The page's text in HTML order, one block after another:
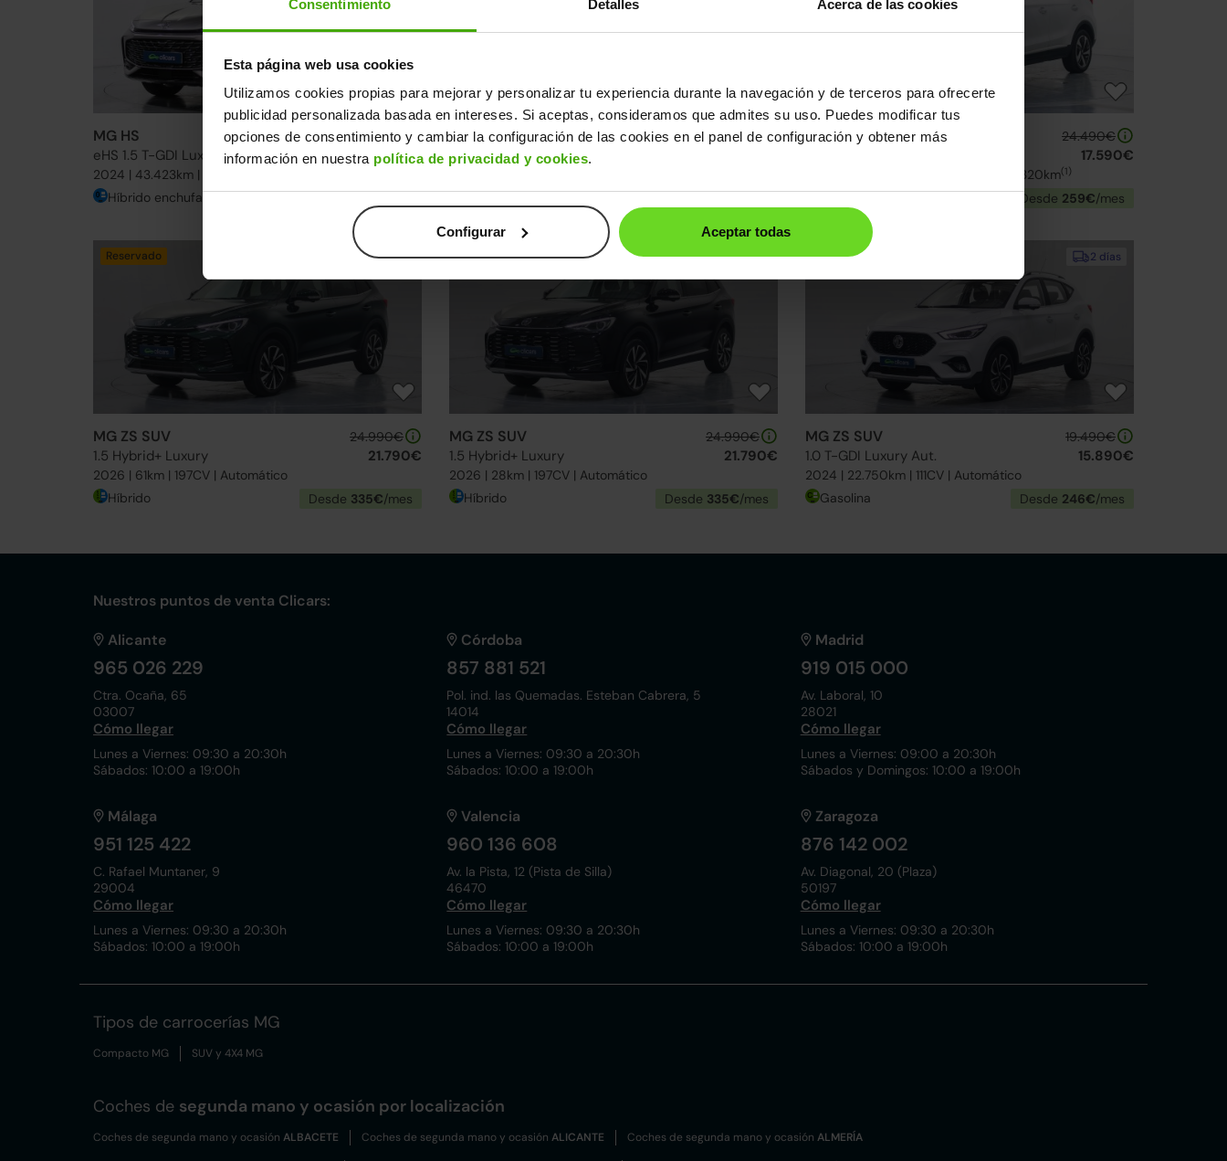
Consentimiento Detalles Acerca de las cookies
Esta página web usa cookies
Utilizamos cookies propias para mejorar y personalizar tu experiencia durante la navegación y de terceros para ofrecerte
publicidad personalizada basada en intereses. Si aceptas, consideramos que admites su uso. Puedes modificar tus
opciones de consentimiento y cambiar la configuración de las cookies en el panel de configuración y obtener más
información en nuestra política de privacidad y cookies.
Configurar Aceptar todas
MG HS
eHS 1.5 T-GDI Luxury
2024 | 43.423km | 258CV | Automático
29.490€
24.990€
Híbrido enchufable
MG ZS SUV
Comfort
19.990€
Eléctrico
MG ZS SUV
2023 | 31.770km | 177CV | Autonomía 320km(1)
24.490€
17.590€
Eléctrico Desde 259€/mes
2 días
Reservado
MG ZS SUV
1.5 Hybrid+ Luxury
2026 | 61km | 197CV | Automático
24.990€
21.790€
Híbrido Desde 335€/mes
2 días
Reservado
MG ZS SUV
1.5 Hybrid+ Luxury
2026 | 28km | 197CV | Automático
24.990€
21.790€
Híbrido Desde 335€/mes
2 días
Reservado
MG ZS SUV
1.0 T-GDI Luxury Aut.
2024 | 22.750km | 111CV | Automático
19.490€
15.890€
Gasolina Desde 246€/mes
Nuestros puntos de venta Clicars:
Alicante
965 026 229
Ctra. Ocaña, 65
03007
Cómo llegar
Lunes a Viernes: 09:30 a 20:30h
Sábados: 10:00 a 19:00h
Córdoba
857 881 521
Pol. ind. las Quemadas. Esteban Cabrera, 5
14014
Cómo llegar
Lunes a Viernes: 09:30 a 20:30h
Sábados: 10:00 a 19:00h
Madrid
919 015 000
Av. Laboral, 10
28021
Cómo llegar
Lunes a Viernes: 09:00 a 20:30h
Sábados y Domingos: 10:00 a 19:00h
Málaga
951 125 422
C. Rafael Muntaner, 9
29004
Cómo llegar
Lunes a Viernes: 09:30 a 20:30h
Sábados: 10:00 a 19:00h
Valencia
960 136 608
Av. la Pista, 12 (Pista de Silla)
46470
Cómo llegar
Lunes a Viernes: 09:30 a 20:30h
Sábados: 10:00 a 19:00h
Zaragoza
876 142 002
Av. Diagonal, 20 (Plaza)
50197
Cómo llegar
Lunes a Viernes: 09:30 a 20:30h
Sábados: 10:00 a 19:00h
Tipos de carrocerías MG
Compacto MG SUV y 4X4 MG
Coches de segunda mano y ocasión por localización
Coches de segunda mano y ocasión ALBACETE Coches de segunda mano y ocasión ALICANTE Coches de segunda mano y ocasión ALMERÍA